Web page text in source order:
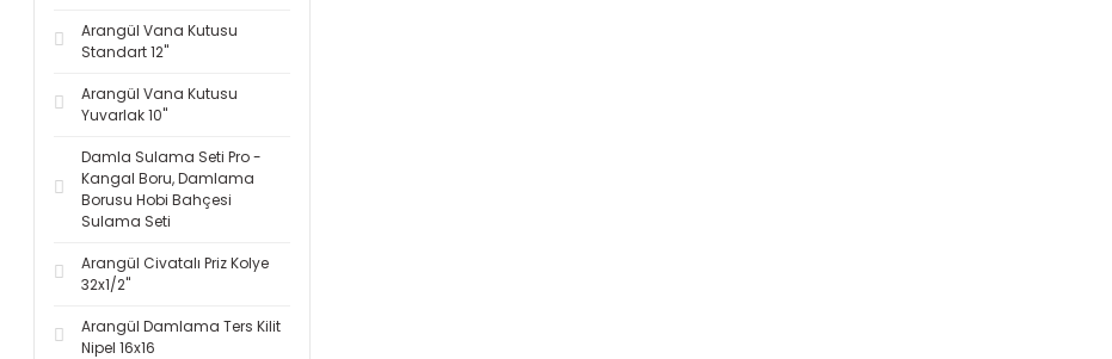
Arangül Vana Kutusu
Standart 12''
Arangül Vana Kutusu
Yuvarlak 10''
Damla Sulama Seti Pro -
Kangal Boru, Damlama
Borusu Hobi Bahçesi
Sulama Seti
Arangül Civatalı Priz Kolye
32x1/2''
Arangül Damlama Ters Kilit
Nipel 16x16